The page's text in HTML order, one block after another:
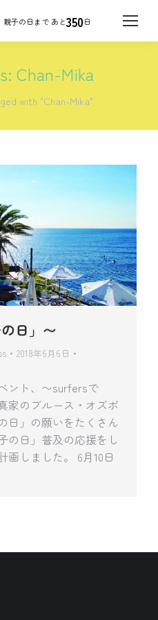
350日
Chan-Mika
with "Chan-Mika"
日」〜
2018年6月6日
ント、〜surfersで
家のブルース・オズボ
」の願いをたくさん
の日」普及の応援をし
画しました。 6月10日